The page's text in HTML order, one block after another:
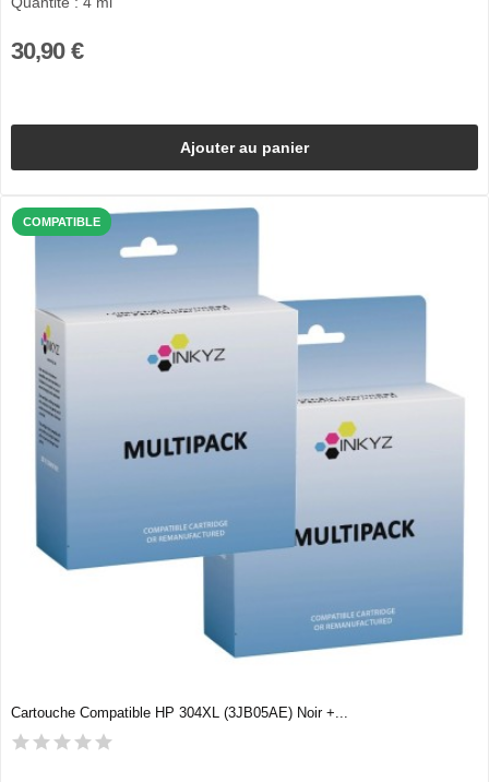
30,90 €
Ajouter au panier
COMPATIBLE
Cartouche Compatible HP 304XL (3JB05AE) Noir +...